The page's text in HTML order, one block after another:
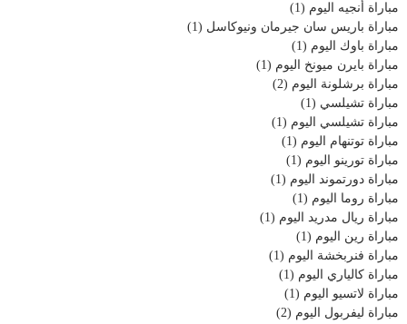
مباراة أنجيه اليوم (1)
مباراة باريس سان جيرمان ونيوكاسل (1)
مباراة باوك اليوم (1)
مباراة بايرن ميونخ اليوم (1)
مباراة برشلونة اليوم (2)
مباراة تشيلسي (1)
مباراة تشيلسي اليوم (1)
مباراة توتنهام اليوم (1)
مباراة تورينو اليوم (1)
مباراة دورتموند اليوم (1)
مباراة روما اليوم (1)
مباراة ريال مدريد اليوم (1)
مباراة رين اليوم (1)
مباراة فنربخشة اليوم (1)
مباراة كالياري اليوم (1)
مباراة لاتسيو اليوم (1)
مباراة ليفربول اليوم (2)